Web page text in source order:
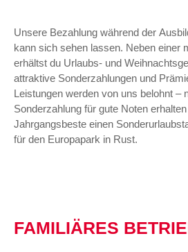
Unsere Bezahlung während der
kann sich sehen lassen. Neben einer
erhältst du Urlaubs- und
attraktive Sonderzahlungen und
Leistungen werden von uns belohnt –
Sonderzahlung für gute Noten
Jahrgangsbeste einen
für den Europapark in Rust.
FAMILIÄRES